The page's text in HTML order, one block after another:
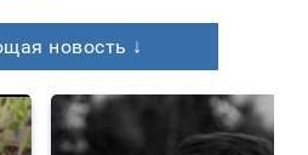
новость ↓